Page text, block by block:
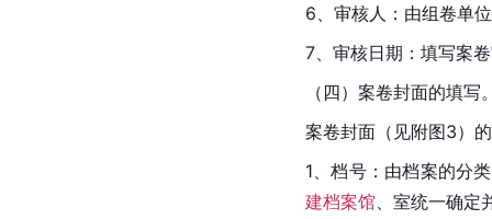
6、审核人：由组卷单
7、审核日期：填写案
（四）案卷封面的填写
案卷封面（见附图3）
1、档号：由档案的分
建档案馆 、室统一确